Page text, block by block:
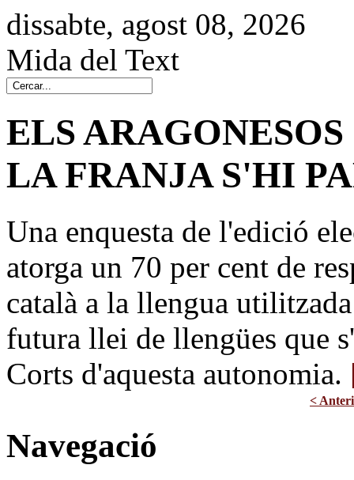
dissabte, agost 08, 2026
Mida del Text
ELS
LA FRANJA S'HI
Una enquesta de l'edició
atorga un 70 per cent de
català a la llengua
futura llei de llengües que
Corts d'aquesta autonomia.
<
Navegació